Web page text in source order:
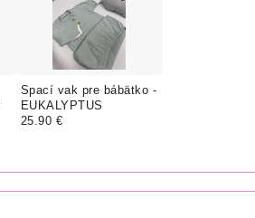
Spací vak pre bábätko -
EUKALYPTUS
25.90 €